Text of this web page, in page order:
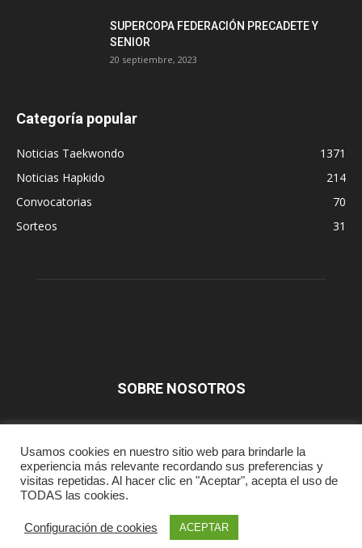
SUPERCOPA FEDERACIÓN PRECADETE Y
SENIOR
20 septiembre, 2023
Categoría popular
Noticias Taekwondo
1371
Noticias Hapkido
214
Convocatorias
70
Sorteos
31
SOBRE NOSOTROS
SÍGUENOS
Aviso Legal Contacta
© Fataekwondo
Usamos cookies en nuestro sitio web para brindarle la
experiencia más relevante recordando sus preferencias y
visitas repetidas. Al hacer clic en "Aceptar", acepta el uso de
TODAS las cookies.
Configuración de cookies ACEPTAR